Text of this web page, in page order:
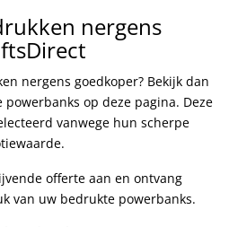
nergens
nergens goedkoper? Bekijk dan
op deze pagina. Deze
vanwege hun scherpe
offerte aan en ontvang
van uw bedrukte powerbanks.